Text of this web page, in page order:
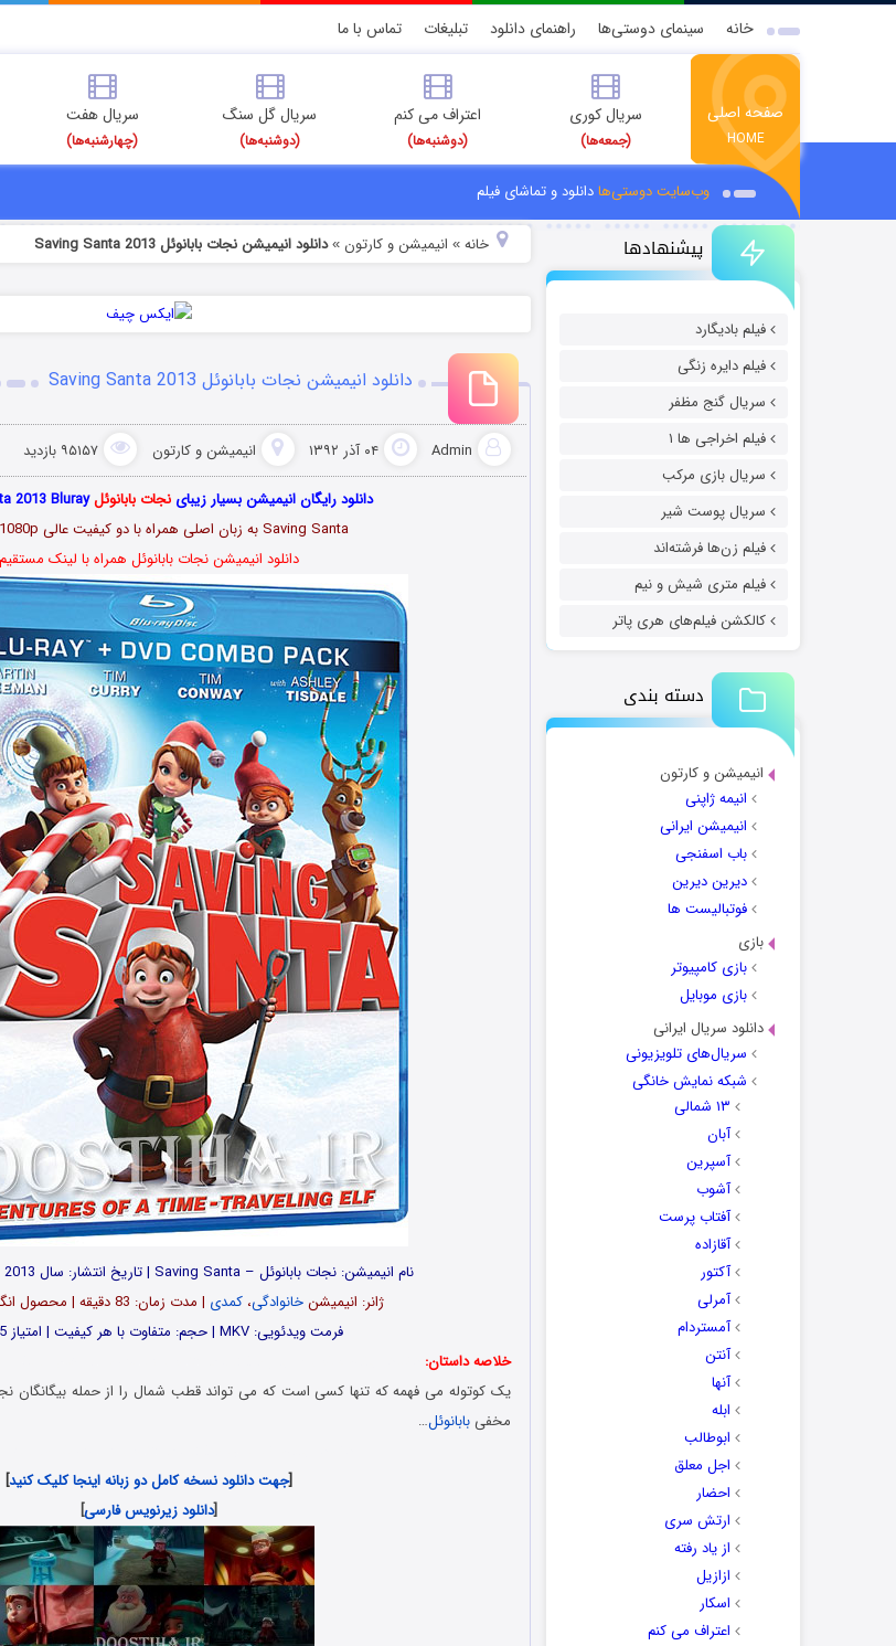
خانه سینمای دوستی‌ها راهنمای دانلود تبلیغات تماس با ما
صفحه اصلی
HOME
سریال کوری
(جمعه‌ها)
اعتراف می کنم
(دوشنبه‌ها)
سریال گل سنگ
(دوشنبه‌ها)
سریال هفت
(چهارشنبه‌ها)
وب‌سایت دوستی‌هادانلود و تماشای فیلم
پیشنهادها
فیلم بادیگارد
فیلم دایره زنگی
سریال گنج مظفر
فیلم اخراجی ها ۱
سریال بازی مرکب
سریال پوست شیر
فیلم زن‌ها فرشته‌اند
فیلم متری شیش و نیم
کالکشن فیلم‌های هری پاتر
دسته بندی
انیمیشن و کارتون
انیمه ژاپنی
انیمیشن ایرانی
باب اسفنجی
دیرین دیرین
فوتبالیست ها
بازی
بازی کامپیوتر
بازی موبایل
دانلود سریال ایرانی
سریال‌های تلویزیونی
شبکه نمایش خانگی
۱۳ شمالی
آبان
آسپرین
آشوب
آفتاب پرست
آقازاده
آکتور
آمرلی
آمستردام
آنتن
آنها
ابله
ابوطالب
اجل معلق
احضار
ارتش سری
از یاد رفته
ازازیل
اسکار
اعتراف می کنم
خانه» انیمیشن و کارتون »دانلود انیمیشن نجات بابانوئل Saving Santa 2013
دانلود انیمیشن نجات بابانوئل Saving Santa 2013
Admin ۰۴ آذر ۱۳۹۲ انیمیشن و کارتون ۹۵۱۵۷ بازدید
دانلود رایگان انیمیشن بسیار زیباینجات بابانوئلSaving Santa 2013 Bluray
Saving Santa به زبان اصلی همراه با دو کیفیت عالی 720p & 1080p
دانلود انیمیشن نجات بابانوئل همراه با لینک مستقیم
نام انیمیشن: نجات بابانوئل – Saving Santa | تاریخ انتشار: سال 2013 | زبان فیلم: انگلیسی
ژانر: انیمیشنخانوادگی، کمدی | مدت زمان: 83 دقیقه | محصول انگلستان و آمریکا
فرمت ویدئویی: MKV | حجم: متفاوت با هر کیفیت | امتیاز 5.5 از 10
خلاصه داستان:
یک کوتوله می فهمه که تنها کسی است که می تواند قطب شمال را از حمله بیگانگان
مخفیبابانوئل…
[جهت دانلود نسخه کامل دو زبانه اینجا کلیک کنید]
[دانلود زیرنویس فارسی]